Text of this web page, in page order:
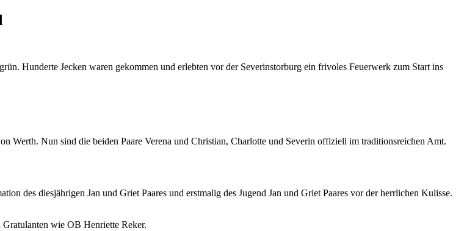
Hunderte Jecken waren gekommen und erlebten vor der Severinstorburg ein frivoles Feuerwerk zum Start ins
Werth. Nun sind die beiden Paare Verena und Christian, Charlotte und Severin offiziell im traditionsreichen Amt.
des diesjährigen Jan und Griet Paares und erstmalig des Jugend Jan und Griet Paares vor der herrlichen Kulisse.
wie OB Henriette Reker.